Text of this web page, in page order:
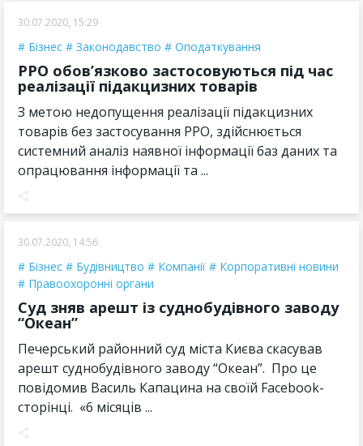
30.07.2020, 15:29
Бізнес Законодавство Оподаткування
РРО обов’язково застосовуються під час
реалізації підакцизних товарів
З метою недопущення реалізації підакцизних
товарів без застосування РРО, здійснюється
системний аналіз наявної інформації баз даних та
опрацювання інформації та ...
30.07.2020, 14:56
Бізнес Будівництво Компанії
Корпоративні новини
Правоохоронні органи
Суд зняв арешт із суднобудівного заводу
“Океан”
Печерський районний суд міста Києва скасував
арешт суднобудівного заводу “Океан”. Про це
повідомив Василь Капацина на своїй Facebook-
сторінці. «6 місяців ...